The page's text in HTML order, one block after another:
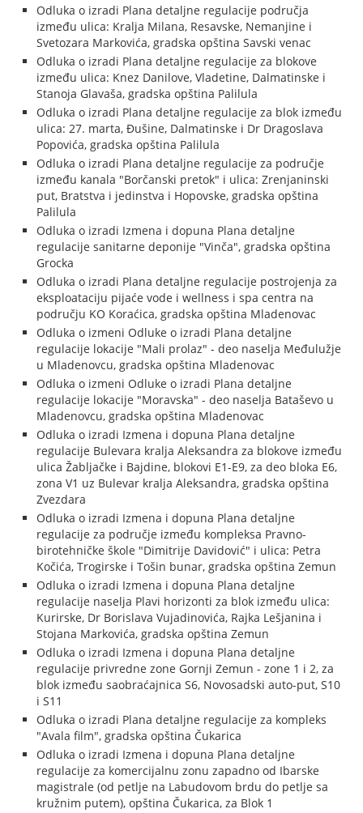
Odluka o izradi Plana detaljne regulacije područja
između ulica: Kralja Milana, Resavske, Nemanjine i
Svetozara Markovića, gradska opština Savski venac
Odluka o izradi Plana detaljne regulacije za blokove
između ulica: Knez Danilove, Vladetine, Dalmatinske i
Stanoja Glavaša, gradska opština Palilula
Odluka o izradi Plana detaljne regulacije za blok između
ulica: 27. marta, Đušine, Dalmatinske i Dr Dragoslava
Popovića, gradska opština Palilula
Odluka o izradi Plana detaljne regulacije za područje
između kanala "Borčanski pretok" i ulica: Zrenjaninski
put, Bratstva i jedinstva i Hopovske, gradska opština
Palilula
Odluka o izradi Izmena i dopuna Plana detaljne
regulacije sanitarne deponije "Vinča", gradska opština
Grocka
Odluka o izradi Plana detaljne regulacije postrojenja za
eksploataciju pijaće vode i wellness i spa centra na
području KO Koraćica, gradska opština Mladenovac
Odluka o izmeni Odluke o izradi Plana detaljne
regulacije lokacije "Mali prolaz" - deo naselja Međulužje
u Mladenovcu, gradska opština Mladenovac
Odluka o izmeni Odluke o izradi Plana detaljne
regulacije lokacije "Moravska" - deo naselja Bataševo u
Mladenovcu, gradska opština Mladenovac
Odluka o izradi Izmena i dopuna Plana detaljne
regulacije Bulevara kralja Aleksandra za blokove između
ulica Žabljačke i Bajdine, blokovi E1-E9, za deo bloka E6,
zona V1 uz Bulevar kralja Aleksandra, gradska opština
Zvezdara
Odluka o izradi Izmena i dopuna Plana detaljne
regulacije za područje između kompleksa Pravno-
birotehničke škole "Dimitrije Davidović" i ulica: Petra
Kočića, Trogirske i Tošin bunar, gradska opština Zemun
Odluka o izradi Izmena i dopuna Plana detaljne
regulacije naselja Plavi horizonti za blok između ulica:
Kurirske, Dr Borislava Vujadinovića, Rajka Lešjanina i
Stojana Markovića, gradska opština Zemun
Odluka o izradi Izmena i dopuna Plana detaljne
regulacije privredne zone Gornji Zemun - zone 1 i 2, za
blok između saobraćajnica S6, Novosadski auto-put, S10
i S11
Odluka o izradi Plana detaljne regulacije za kompleks
"Avala film", gradska opština Čukarica
Odluka o izradi Izmena i dopuna Plana detaljne
regulacije za komercijalnu zonu zapadno od Ibarske
magistrale (od petlje na Labudovom brdu do petlje sa
kružnim putem), opština Čukarica, za Blok 1